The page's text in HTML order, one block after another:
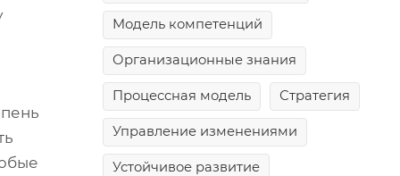
Модель компетенций
Организационные знания
Процессная модель Стратегия
Управление изменениями
Устойчивое развитие